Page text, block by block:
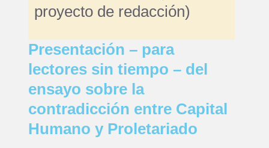
proyecto de redacción)
Presentación – para
lectores sin tiempo – del
ensayo sobre la
contradicción entre Capital
Humano y Proletariado